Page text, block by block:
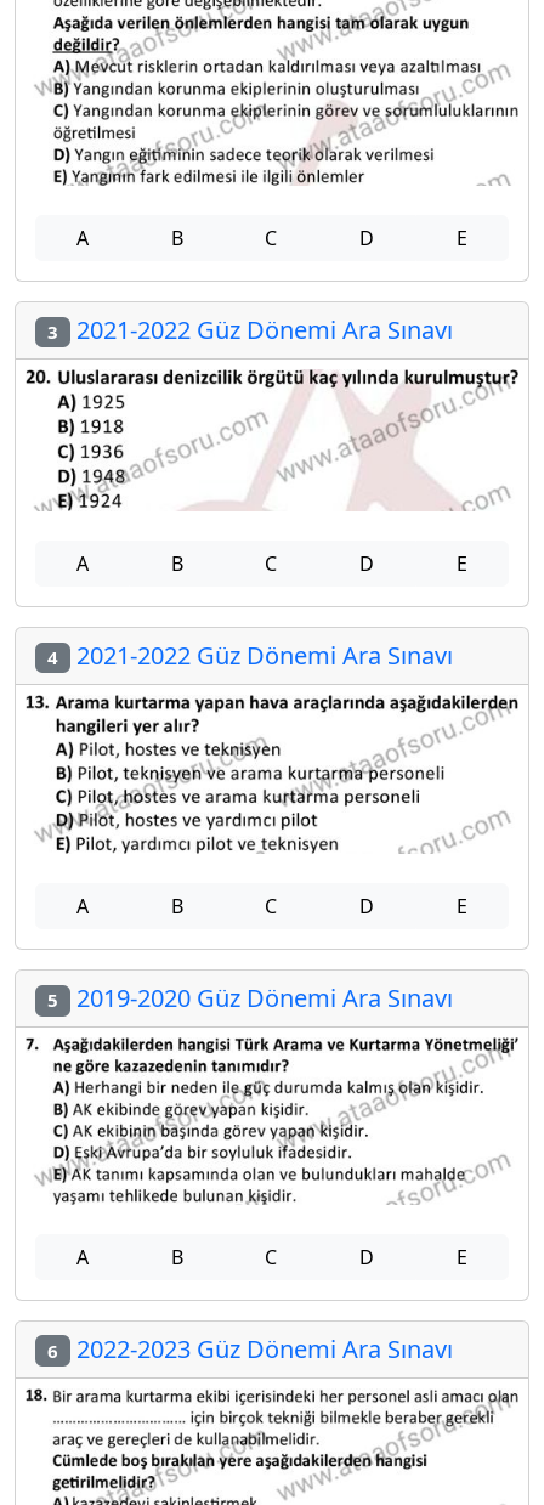
A B C D E
3 2021-2022 Güz Dönemi Ara Sınavı
A B C D E
4 2021-2022 Güz Dönemi Ara Sınavı
A B C D E
5 2019-2020 Güz Dönemi Ara Sınavı
A B C D E
6 2022-2023 Güz Dönemi Ara Sınavı